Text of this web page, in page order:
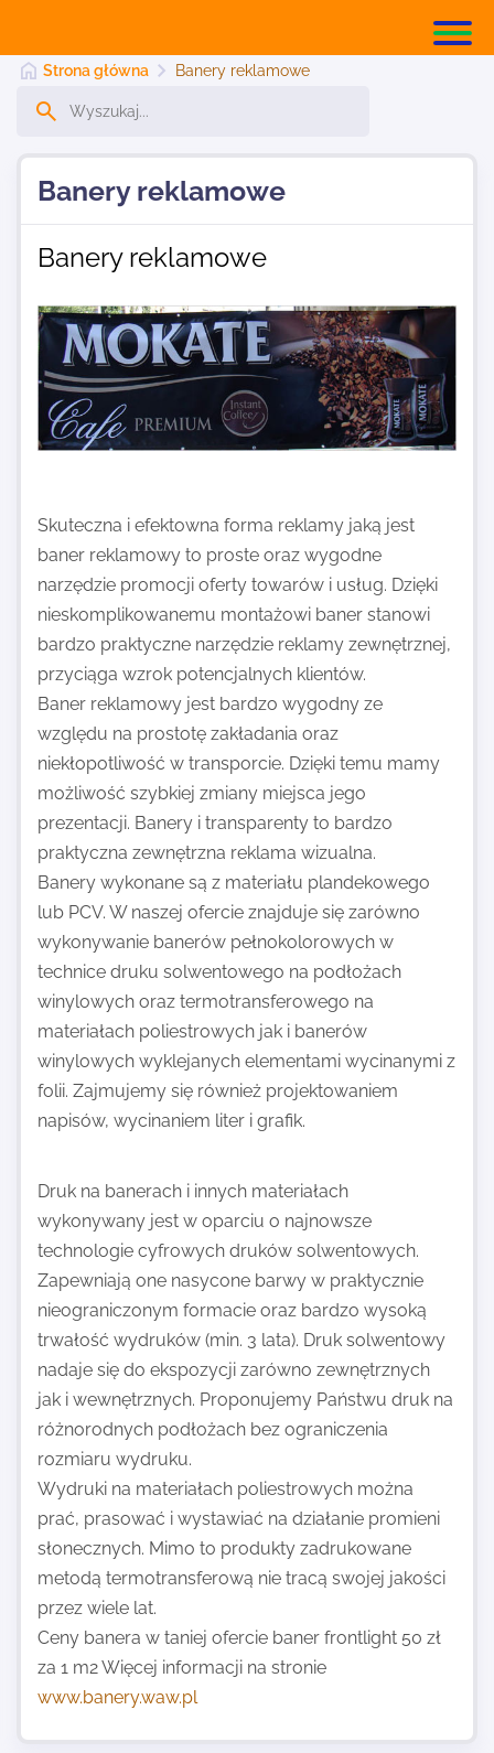
Dodaj stronę
Najnowsze
Kontakt
Strona główna Banery reklamowe
Banery reklamowe
Banery reklamowe
Skuteczna i efektowna forma reklamy jaką jest
baner reklamowy to proste oraz wygodne
narzędzie promocji oferty towarów i usług. Dzięki
nieskomplikowanemu montażowi baner stanowi
bardzo praktyczne narzędzie reklamy zewnętrznej,
przyciąga wzrok potencjalnych klientów.
Baner reklamowy jest bardzo wygodny ze
względu na prostotę zakładania oraz
niekłopotliwość w transporcie. Dzięki temu mamy
możliwość szybkiej zmiany miejsca jego
prezentacji. Banery i transparenty to bardzo
praktyczna zewnętrzna reklama wizualna.
Banery wykonane są z materiału plandekowego
lub PCV. W naszej ofercie znajduje się zarówno
wykonywanie banerów pełnokolorowych w
technice druku solwentowego na podłożach
winylowych oraz termotransferowego na
materiałach poliestrowych jak i banerów
winylowych wyklejanych elementami wycinanymi z
folii. Zajmujemy się również projektowaniem
napisów, wycinaniem liter i grafik.
Druk na banerach i innych materiałach
wykonywany jest w oparciu o najnowsze
technologie cyfrowych druków solwentowych.
Zapewniają one nasycone barwy w praktycznie
nieograniczonym formacie oraz bardzo wysoką
trwałość wydruków (min. 3 lata). Druk solwentowy
nadaje się do ekspozycji zarówno zewnętrznych
jak i wewnętrznych. Proponujemy Państwu druk na
różnorodnych podłożach bez ograniczenia
rozmiaru wydruku.
Wydruki na materiałach poliestrowych można
prać, prasować i wystawiać na działanie promieni
słonecznych. Mimo to produkty zadrukowane
metodą termotransferową nie tracą swojej jakości
przez wiele lat.
Ceny banera w taniej ofercie baner frontlight 50 zł
za 1 m2 Więcej informacji na stronie
www.banery.waw.pl